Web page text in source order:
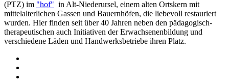
(PTZ) im "hof" in Alt-Niederursel, einem alten Ortskern mit
mittelalterlichen Gassen und Bauernhöfen, die liebevoll restauriert
wurden. Hier finden seit über 40 Jahren neben den pädagogisch-
therapeutischen auch Initiativen der Erwachsenenbildung und
verschiedene Läden und Handwerksbetriebe ihren Platz.